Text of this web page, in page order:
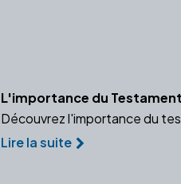
L'importance du
Découvrez l'importance du
Lire la suite